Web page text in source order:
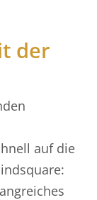
der
auf die